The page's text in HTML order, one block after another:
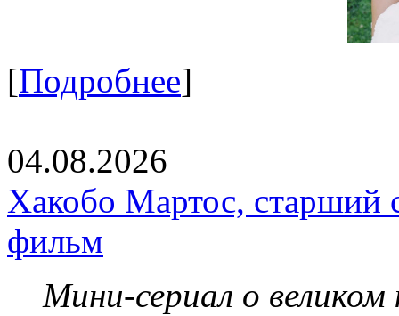
[Подробнее]
04.08.2026
Хакобо Мартос, старший
фильм
Мини-сериал о великом